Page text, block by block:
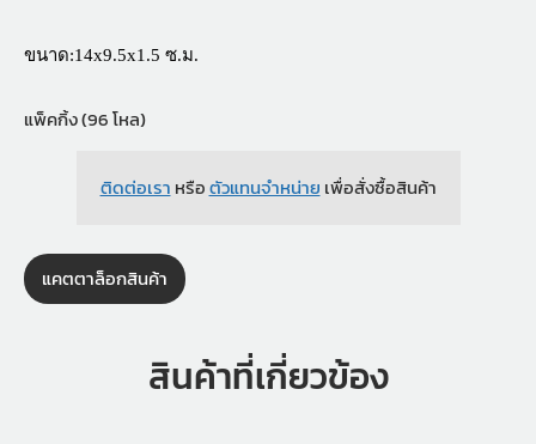
ขนาด:14x9.5x1.5 ซ.ม.
แพ็คกิ้ง (96 โหล)
ติดต่อเรา หรือตัวแทนจำหน่าย เพื่อสั่งซื้อสินค้า
แคตตาล็อกสินค้า
สินค้าที่เกี่ยวข้อง